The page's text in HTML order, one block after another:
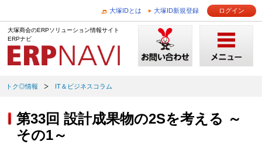
大塚IDとは 大塚ID新規登録 ログイン
大塚商会のERPソリューション情報サイト
ERPナビ
トク◎情報 IT＆ビジネスコラム
第33回 設計成果物の2Sを考える ～
その1～